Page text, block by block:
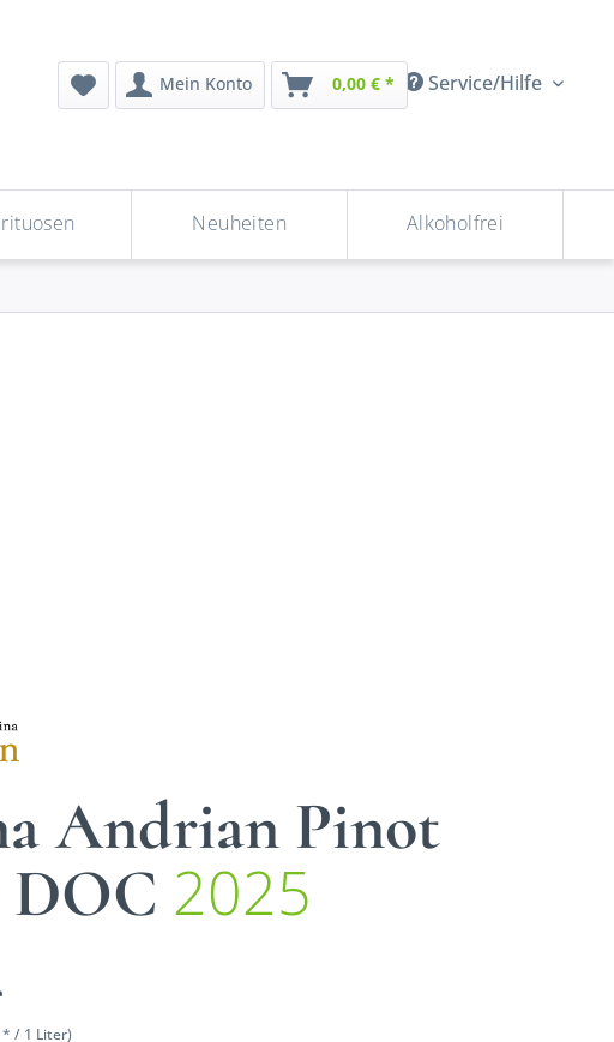
Service/Hilfe
Mein Konto 0,00 € *
Neuheiten Alkoholfrei
Andrian Pinot
2025
* / 1 Liter)